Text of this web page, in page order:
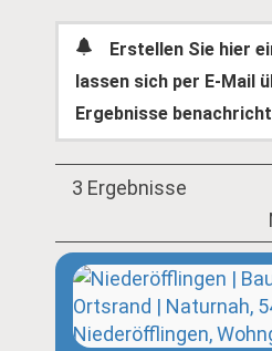
Erstellen Sie hier
lassen sich per E-Mail
Ergebnisse
3 Ergebnisse